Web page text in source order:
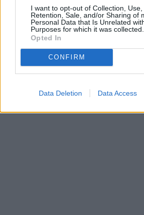
I want to opt-out of Collection, Use,
Retention, Sale, and/or Sharing of
Personal Data that Is Unrelated
Purposes for which it was collected.
Opted In
CONFIRM
Data Deletion Data Access